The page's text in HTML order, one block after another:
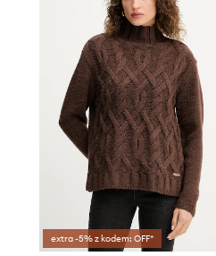
extra -5% z kodem: OFF*